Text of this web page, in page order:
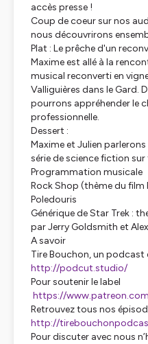
accès presse !
Coup de coeur sur nos
nous découvrirons
Plat : Le prêche d'un
Maxime est allé à la
musical reconverti en
Valliguières dans le Gard.
pourrons appréhender le
professionnelle.
Dessert :
Maxime et Julien
série de science fiction
Programmation musicale
Rock Shop (thème du film
Poledouris
Générique de Star Trek :
par Jerry Goldsmith et
A savoir
Tire Bouchon, un podcast
http://podcut.studio/
Pour soutenir le label
https://
Retrouvez tous nos
http://
Pour discuter avec nous